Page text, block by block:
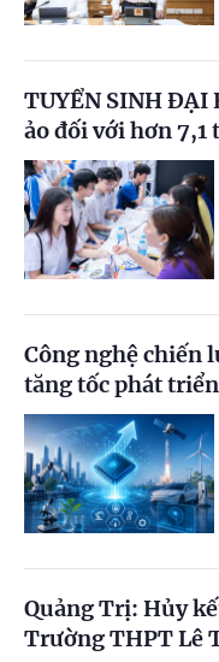
TUYỂN SINH ĐẠI
ảo đối với hơn
Công nghệ chiến
tăng tốc phát triển
Quảng Trị: Hủy
Trường THPT Lê